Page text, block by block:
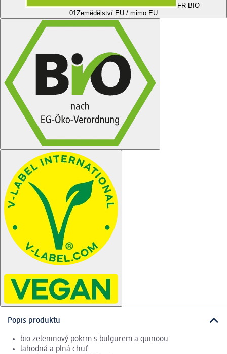
FR-BIO-
01Zemědělství EU / mimo EU
Popis produktu
bio zeleninový pokrm s bulgurem a quinoou
lahodná a plná chuť